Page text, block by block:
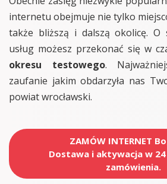
internetu obejmuje nie tylko
także bliższą i dalszą okolicę. O
usług możesz przekonać się w
okresu testowego.
zaufanie jakim obdarzyła nas
powiat wrocławski.
ZAMÓW INTERNET
Dostawa i aktywacja w
zamówienia.